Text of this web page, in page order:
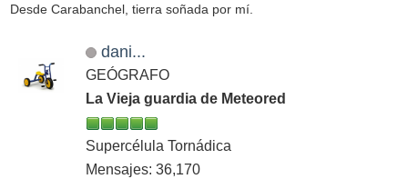
Desde Carabanchel, tierra soñada por mí.
dani...
GEÓGRAFO
La Vieja guardia de Meteored
Supercélula Tornádica
Mensajes: 36,170